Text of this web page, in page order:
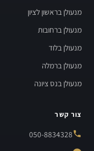
מנעולן בראשון לציון
מנעולן ברחובות
מנעולן בלוד
מנעולן ברמלה
מנעולן בנס ציונה
צור קשר
050-8834328